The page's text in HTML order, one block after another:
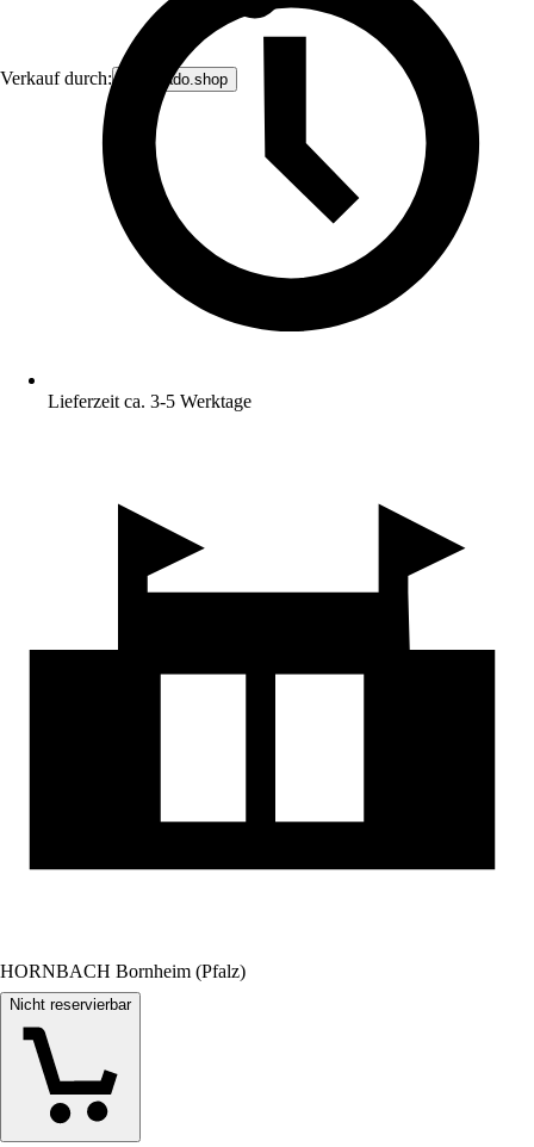
Verkauf durch: avantrado.shop
Lieferzeit ca. 3-5 Werktage
HORNBACH Bornheim (Pfalz)
Nicht reservierbar